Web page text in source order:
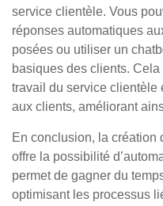
service clientèle. Vous
réponses automatiques
posées ou utiliser un
basiques des clients.
travail du service clientèle
aux clients, améliorant
En conclusion, la création
offre la possibilité
permet de gagner du
optimisant les processus